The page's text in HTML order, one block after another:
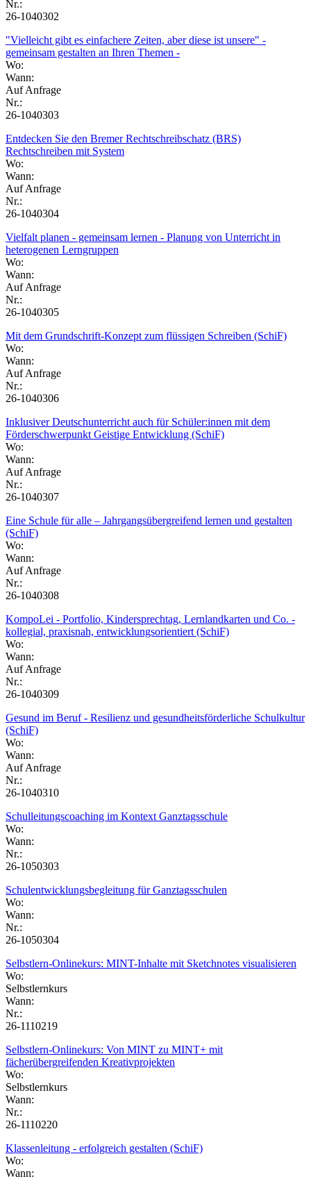
Nr.:
26-1040302
"Vielleicht gibt es einfachere Zeiten, aber diese ist unsere" -
gemeinsam gestalten an Ihren Themen -
Wo:
Wann:
Auf Anfrage
Nr.:
26-1040303
Entdecken Sie den Bremer Rechtschreibschatz (BRS)
Rechtschreiben mit System
Wo:
Wann:
Auf Anfrage
Nr.:
26-1040304
Vielfalt planen - gemeinsam lernen - Planung von Unterricht in
heterogenen Lerngruppen
Wo:
Wann:
Auf Anfrage
Nr.:
26-1040305
Mit dem Grundschrift-Konzept zum flüssigen Schreiben (SchiF)
Wo:
Wann:
Auf Anfrage
Nr.:
26-1040306
Inklusiver Deutschunterricht auch für Schüler:innen mit dem
Förderschwerpunkt Geistige Entwicklung (SchiF)
Wo:
Wann:
Auf Anfrage
Nr.:
26-1040307
Eine Schule für alle – Jahrgangsübergreifend lernen und gestalten
(SchiF)
Wo:
Wann:
Auf Anfrage
Nr.:
26-1040308
KompoLei - Portfolio, Kindersprechtag, Lernlandkarten und Co. -
kollegial, praxisnah, entwicklungsorientiert (SchiF)
Wo:
Wann:
Auf Anfrage
Nr.:
26-1040309
Gesund im Beruf - Resilienz und gesundheitsförderliche Schulkultur
(SchiF)
Wo:
Wann:
Auf Anfrage
Nr.:
26-1040310
Schulleitungscoaching im Kontext Ganztagsschule
Wo:
Wann:
Nr.:
26-1050303
Schulentwicklungsbegleitung für Ganztagsschulen
Wo:
Wann:
Nr.:
26-1050304
Selbstlern-Onlinekurs: MINT-Inhalte mit Sketchnotes visualisieren
Wo:
Selbstlernkurs
Wann:
Nr.:
26-1110219
Selbstlern-Onlinekurs: Von MINT zu MINT+ mit
fächerübergreifenden Kreativprojekten
Wo:
Selbstlernkurs
Wann:
Nr.:
26-1110220
Klassenleitung - erfolgreich gestalten (SchiF)
Wo:
Wann: